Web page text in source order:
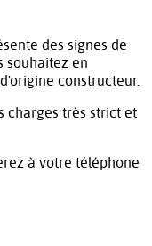
des signes de
souhaitez en
constructeur.
charges très strict et
à votre téléphone